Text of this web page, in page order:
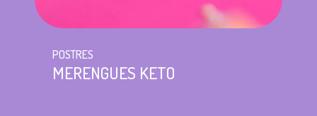
POSTRES
MERENGUES KETO